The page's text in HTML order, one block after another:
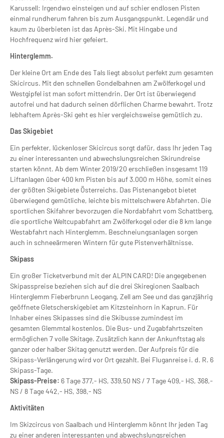
Karussell: Irgendwo einsteigen und auf schier endlosen Pisten
einmal rundherum fahren bis zum Ausgangspunkt. Legendär und
kaum zu überbieten ist das Après-Ski. Mit Hingabe und
Hochfrequenz wird hier gefeiert.
Hinterglemm.
Der kleine Ort am Ende des Tals liegt absolut perfekt zum gesamten
Skicircus. Mit den schnellen Gondelbahnen am Zwölferkogel und
Westgipfel ist man sofort mittendrin. Der Ort ist überwiegend
autofrei und hat dadurch seinen dörflichen Charme bewahrt. Trotz
lebhaftem Après-Ski geht es hier vergleichsweise gemütlich zu.
Das Skigebiet
Ein perfekter, lückenloser Skicircus sorgt dafür, dass Ihr jeden Tag
zu einer interessanten und abwechslungsreichen Skirundreise
starten könnt. Ab dem Winter 2019/20 erschließen insgesamt 119
Liftanlagen über 400 km Pisten bis auf 3.000 m Höhe, somit eines
der größten Skigebiete Österreichs. Das Pistenangebot bietet
überwiegend gemütliche, leichte bis mittelschwere Abfahrten. Die
sportlichen Skifahrer bevorzugen die Nordabfahrt vom Schattberg,
die sportliche Weltcupabfahrt am Zwölferkogel oder die 8 km lange
Westabfahrt nach Hinterglemm. Beschneiungsanlagen sorgen
auch in schneeärmeren Wintern für gute Pistenverhältnisse.
Skipass
Ein großer Ticketverbund mit der ALPIN CARD! Die angegebenen
Skipasspreise beziehen sich auf die drei Skiregionen Saalbach
Hinterglemm Fieberbrunn Leogang, Zell am See und das ganzjährig
geöffnete Gletscherskigebiet am Kitzsteinhorn in Kaprun. Für
Inhaber eines Skipasses sind die Skibusse zumindest im
gesamten Glemmtal kostenlos. Die Bus- und Zugabfahrtszeiten
ermöglichen 7 volle Skitage. Zusätzlich kann der Ankunftstag als
ganzer oder halber Skitag genutzt werden. Der Aufpreis für die
Skipass-Verlängerung wird vor Ort gezahlt. Bei Fluganreise i. d. R. 6
Skipass-Tage.
Skipass-Preise: 6 Tage 377,- HS, 339,50 NS / 7 Tage 409,- HS, 368,-
NS / 8 Tage 442,- HS, 398,- NS
Aktivitäten
Im Skizcircus von Saalbach und Hinterglemm könnt Ihr jeden Tag
zu einer anderen interessanten und abwechslungsreichen